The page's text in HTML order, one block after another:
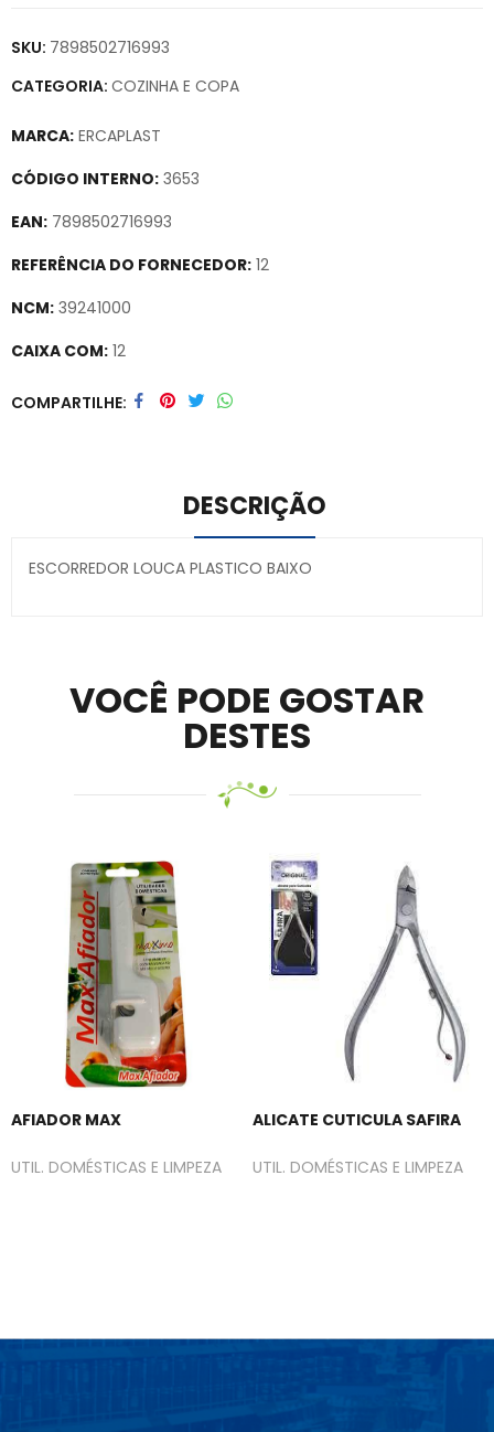
SKU: 7898502716993
CATEGORIA: COZINHA E COPA
MARCA: ERCAPLAST
CÓDIGO INTERNO: 3653
EAN: 7898502716993
REFERÊNCIA DO FORNECEDOR: 12
NCM: 39241000
CAIXA COM: 12
Secure crypto portfolio manager for desktops and mobile –
COMPARTILHE
DESCRIÇÃO
ESCORREDOR LOUCA PLASTICO BAIXO
VOCÊ PODE GOSTAR
DESTES
AFIADOR MAX
UTIL. DOMÉSTICAS E LIMPEZA
ALICATE CUTICULA SAFIRA
UTIL. DOMÉSTICAS E LIMPEZA